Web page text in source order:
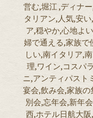
営む,堀江 ,ディナ
タリアン,人気,安
ア,穏やか,心地よ
婦で通える,家族で
しい,南イタリア,
理,ワイン,コスパ
ニ,アンティパスト
宴会,飲み会,家族
別会,忘年会,新年
西,ホテル日航大